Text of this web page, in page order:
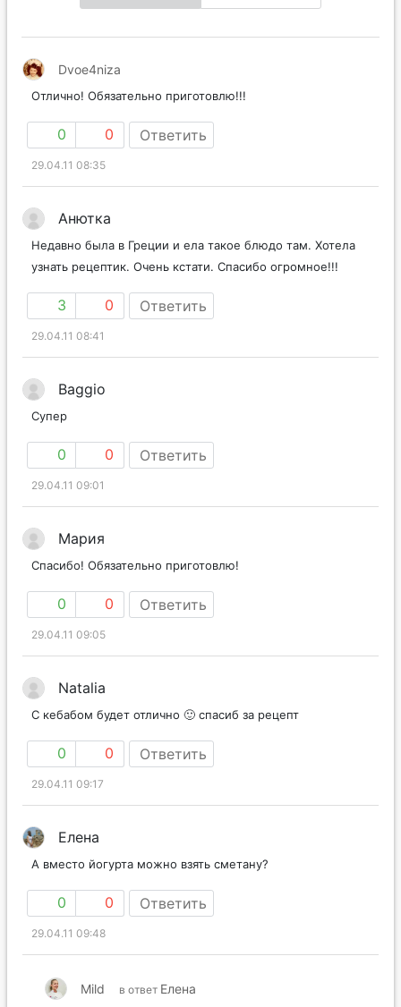
Dvoe4niza
Отлично! Обязательно приготовлю!!!
0 0 Ответить
29.04.11 08:35
Анютка
Недавно была в Греции и ела такое блюдо там. Хотела
узнать рецептик. Очень кстати. Спасибо огромное!!!
3 0 Ответить
29.04.11 08:41
Baggio
Супер
0 0 Ответить
29.04.11 09:01
Мария
Спасибо! Обязательно приготовлю!
0 0 Ответить
29.04.11 09:05
Natalia
С кебабом будет отлично 🙂 спасиб за рецепт
0 0 Ответить
29.04.11 09:17
Елена
А вместо йогурта можно взять сметану?
0 0 Ответить
29.04.11 09:48
Mild в ответ Елена